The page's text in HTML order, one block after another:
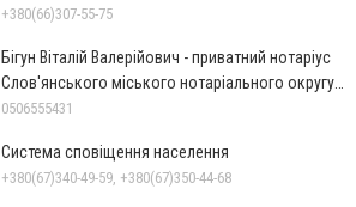
+380(66)307-55-75
Бігун Віталій Валерійович - приватний нотаріус
Слов'янського міського нотаріального округу
Дон.обл.
0506555431
Система сповіщення населення
+380(67)340-49-59, +380(67)350-44-68